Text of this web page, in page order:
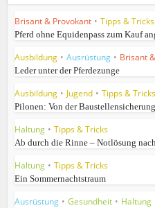
Brisant & Provokant • Tipps & Tricks
Pferd ohne Equidenpass zum Kauf
Ausbildung • Ausrüstung • Brisant
Leder unter der Pferdezunge
Ausbildung • Jugend • Tipps & Tricks
Pilonen: Von der
Haltung • Tipps & Tricks
Ab durch die Rinne – Notlösung
Haltung • Tipps & Tricks
Ein Sommernachtstraum
Ausrüstung • Gesundheit • Haltung